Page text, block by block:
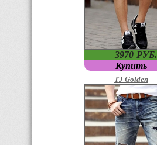
Купить
3970 PУБ.
TJ Golden